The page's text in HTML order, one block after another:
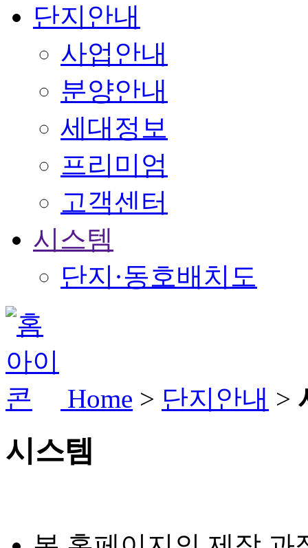
단지안내
사업안내
분양안내
세대정보
프리미엄
고객센터
시스템
단지·동호배치도
Home > 단지안내 >
시스템